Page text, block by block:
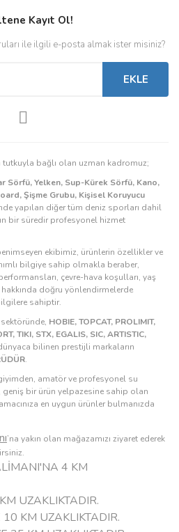
Kayıt Ol!
ile ilgili e-posta almak ister misiniz?
EKLE
tutkuyla bağlı olan uzman kadromuz;
Sörfü, Yelken, Sup-Kürek Sörfü, Kano,
Şişme Grubu, Kişisel Koruyucu
yapılan diğer tüm deniz sporları dahil
bir süredir profesyonel hizmet
ekibimiz, ürünlerin özellikler ve
bilgiye sahip olmakla beraber,
çevre-hava koşulları, yaş
doğru yönlendirmelerde
sahiptir.
HOBIE, TOPCAT, PROLIMIT,
TIKI, STX, EGALIS, SIC, ARTISTIC,
bilinen prestijli markaların
.
amatör ve profesyonel su
geniş bir ürün yelpazesine sahip olan
en uygun ürünler bulmanızda
’na yakın olan mağazamızı ziyaret ederek
4 KM
UZAKLIKTADIR.
10 KM UZAKLIKTADIR.